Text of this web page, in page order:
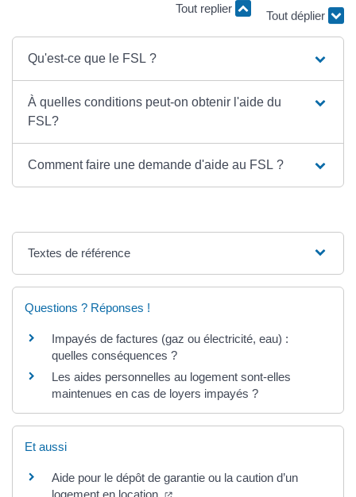
Tout replier
Tout déplier
Qu'est-ce que le FSL ?
À quelles conditions peut-on obtenir l'aide du
FSL?
Comment faire une demande d'aide au FSL ?
Textes de référence
Questions ? Réponses !
Impayés de factures (gaz ou électricité, eau) :
quelles conséquences ?
Les aides personnelles au logement sont-elles
maintenues en cas de loyers impayés ?
Et aussi
Aide pour le dépôt de garantie ou la caution d’un
logement en location